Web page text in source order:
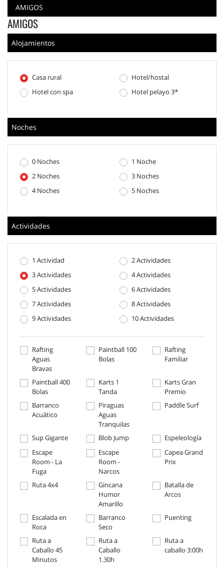
AMIGOS
AMIGOS
Alojamientos
Casa rural
Hotel/hostal
Hotel con spa
Hotel pelayo 3*
Noches
0 Noches
1 Noche
2 Noches
3 Noches
4 Noches
5 Noches
Actividades
1 Actividad
2 Actividades
3 Actividades
4 Actividades
5 Actividades
6 Actividades
7 Actividades
8 Actividades
9 Actividades
10 Actividades
Rafting
Aguas
Bravas
Paintball 100
Bolas
Rafting
Familiar
Paintball 400
Bolas
Karts 1
Tanda
Karts Gran
Premio
Barranco
Acuático
Piraguas
Aguas
Tranquilas
Paddle Surf
Sup Gigante Blob Jump
Espeleología
Escape
Room - La
Fuga
Escape
Room -
Narcos
Capea Grand
Prix
Ruta 4x4
Gincana
Humor
Amarillo
Batalla de
Arcos
Escalada en
Roca
Barranco
Seco
Puenting
Ruta a
Caballo 45
Minutos
Ruta a
Caballo
1.30h
Ruta a
caballo 3:00h